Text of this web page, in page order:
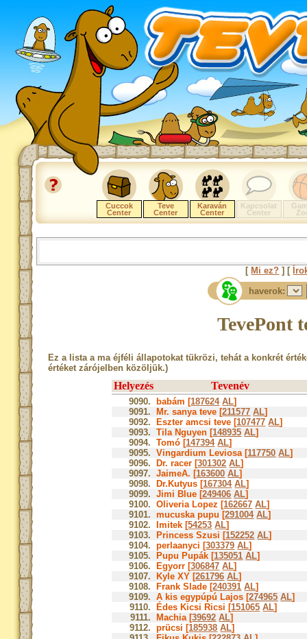
Cuccok
Center
Teve
Center
Karaván
Center
Kapcsolat
Center
[ Mi ez? ] [
haverok:
TevePont
Ez a lista a ma éjféli állapotokat tükrözi, tehát a konkrét
értéket zárójelben közöljük.)
Helyezés Tevenév
9090. babám [187624 AL]
9091. Mr. sanya teve [211577 AL]
9092. Eszter amcsi teve [107477 AL]
9093.Tila Nguyen [148935 AL]
9094.Tomó [147394 AL]
9095.Vingardium Leviosa [117750 AL]
9096. Dr. racer [301302 AL]
9097.JaimeA. [163600 AL]
9098. Dr.Kutyus [167304 AL]
9099.Jimi Blue [249406 AL]
9100.Oliveria Lopez [162667 AL]
9101.mucuska pupu [291004 AL]
9102.
Imitek [54253 AL]
9103. Princess Szusi [152252 AL]
9104.perlaanyci [303379 AL]
9105. Pupu Pupák [135051 AL]
9106. Egyorr [306847 AL]
9107. Kyle XY [261796 AL]
9108. Frank Slade [240391 AL]
9109.A kis egypúpú Lajos [274965 AL]
9110. Édes Kicsi Ricsi [151065 AL]
9111. Machia [39692 AL]
9112.prücsi [185938 AL]